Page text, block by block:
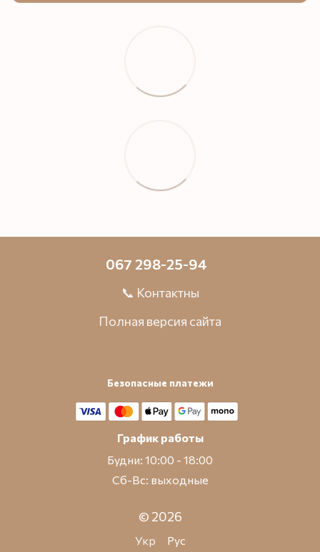
067 298-25-94
📞 Контактны
Полная версия сайта
Безопасные платежи
График работы
Будни: 10:00 - 18:00
Сб-Вс: выходные
© 2026
Укр Рус